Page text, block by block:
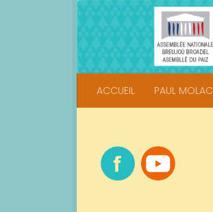
Skip to content
ACCUEIL PAUL MOLAC